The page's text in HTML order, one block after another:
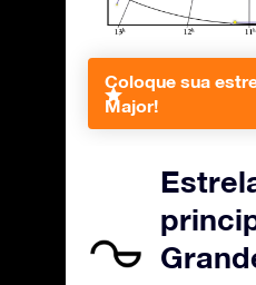
Coloque sua
Major!